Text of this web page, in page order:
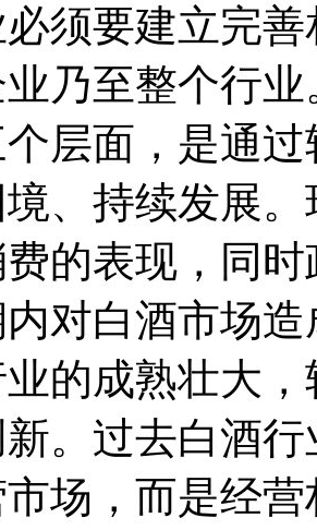
须要建立完
乃至整个行业
面，是通过
、持续发展
的表现，同
内对白酒市场
的成熟壮大
。过去白酒
场，而是经